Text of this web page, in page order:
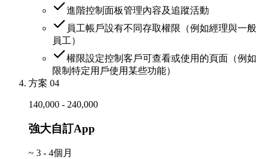
進階控制面板管理內容及追蹤活動
員工帳戶設有不同存取權限（例如經理與一般
員工）
權限設定控制客戶可查看或使用的頁面（例如
限制特定用戶使用某些功能）
方案 04
140,000 - 240,000
強大自訂App
~ 3 - 4個月